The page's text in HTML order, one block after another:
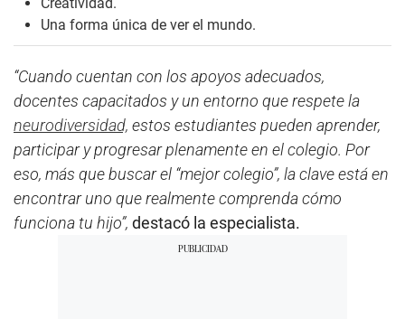
Una forma única de ver el mundo.
“Cuando cuentan con los apoyos adecuados,
docentes capacitados y un entorno que respete la
neurodiversidad, estos estudiantes pueden aprender,
participar y progresar plenamente en el colegio. Por
eso, más que buscar el “mejor colegio”, la clave está en
encontrar uno que realmente comprenda cómo
funciona tu hijo”, destacó la especialista.